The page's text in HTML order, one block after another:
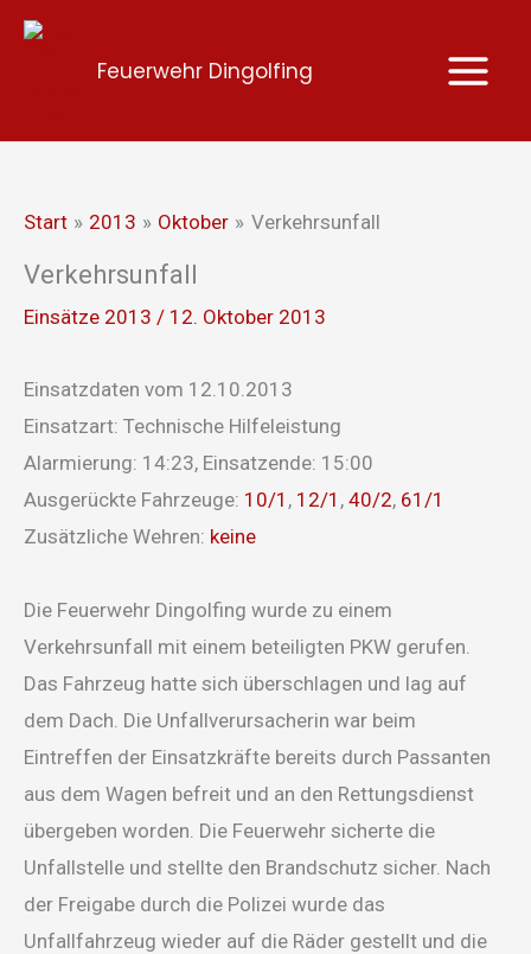
Zum
Feuerwehr Dingolfing
Start 2013 Oktober Verkehrsunfall
Verkehrsunfall
Einsätze 2013 / 12. Oktober 2013
Einsatzdaten vom 12.10.2013
Einsatzart: Technische Hilfeleistung
Alarmierung: 14:23, Einsatzende: 15:00
Ausgerückte Fahrzeuge: 10/1 , 12/1 , 40/2, 61/1
Zusätzliche Wehren: keine
Die Feuerwehr Dingolfing wurde zu einem
Verkehrsunfall mit einem beteiligten PKW gerufen.
Das Fahrzeug hatte sich überschlagen und lag auf
dem Dach. Die Unfallverursacherin war beim
Eintreffen der Einsatzkräfte bereits durch Passanten
aus dem Wagen befreit und an den Rettungsdienst
übergeben worden. Die Feuerwehr sicherte die
Unfallstelle und stellte den Brandschutz sicher. Nach
der Freigabe durch die Polizei wurde das
Unfallfahrzeug wieder auf die Räder gestellt und die